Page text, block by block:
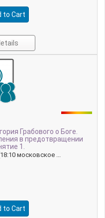
Грабового о Боге.
в предотвращении
1.
московское ...